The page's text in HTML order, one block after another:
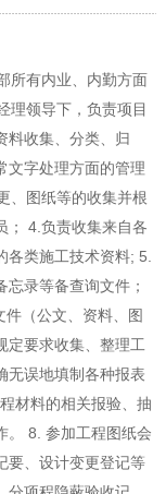
所有内业、内勤方面
理领导下，负责项目
料收集、分类、归
文字处理方面的管理
、图纸等的收集并根
； 4.负责收集来自各
各类施工技术资料; 5.
录等备查询文件；
（公文、资料、图
定要求收集、整理工
无误地填制各种报表
材料的相关报验、抽
。 8. 参加工程图纸会
要、设计变更登记等